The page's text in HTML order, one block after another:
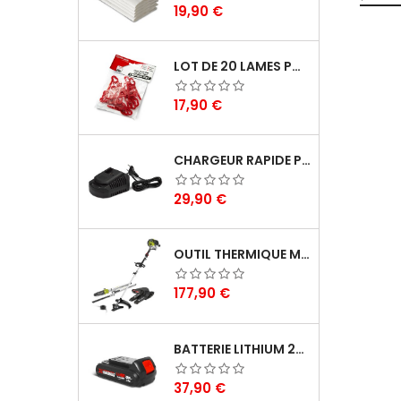
Prix
19,90 €
LOT DE 20 LAMES POUR COUPE BORDURES - ELEM GARDEN TECHNIC
Prix
17,90 €
CHARGEUR RAPIDE POUR BATTERIE 20V LITHIUM - ELEM GARDEN TECHNIC
Prix
29,90 €
OUTIL THERMIQUE MULTIFONCTIONS 4 EN 1 52CC - GREATLAND
Prix
177,90 €
BATTERIE LITHIUM 20V - 2AH - X PERFORMER
Prix
37,90 €